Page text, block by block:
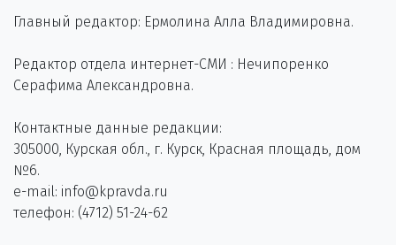
Главный редактор: Ермолина Алла Владимировна.
Редактор отдела интернет-СМИ : Нечипоренко
Серафима Александровна.
Контактные данные редакции:
305000, Курская обл., г. Курск, Красная площадь, дом
№6.
e-mail: info@kpravda.ru
телефон: (4712) 51-24-62